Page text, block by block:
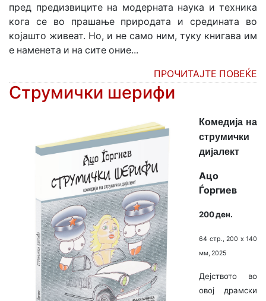
пред предизвиците на модерната наука и техника
кога се во прашање природата и средината во
којашто живеат. Но, и не само ним, туку книгава им
е наменета и на сите оние...
ПРОЧИТАЈТЕ ПОВЕЌЕ
Струмички шерифи
Комедија на
струмички
дијалект
Ацо
Ѓоргиев
200 ден.
64 стр., 200 х 140
мм, 2025
Дејството во
овој драмски